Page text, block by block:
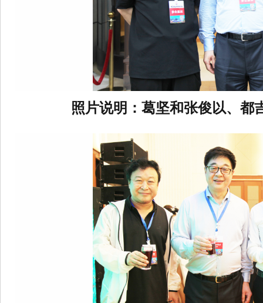
照片说明：葛坚和张俊以、都